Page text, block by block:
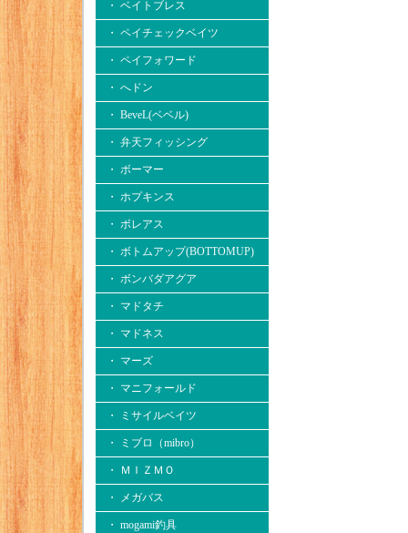
・ ベイトブレス
・ ペイチェックベイツ
・ ペイフォワード
・ へドン
・ BeveL(ベベル)
・ 弁天フィッシング
・ ボーマー
・ ホプキンス
・ ボレアス
・ ボトムアップ(BOTTOMUP)
・ ボンバダアグア
・ マドタチ
・ マドネス
・ マーズ
・ マニフォールド
・ ミサイルベイツ
・ ミブロ（mibro）
・ ＭＩＺＭＯ
・ メガバス
・ mogami釣具